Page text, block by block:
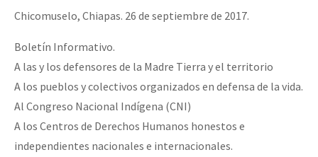
Fotorreportaje
Video
Otras secciones
Semillero Guerra contra la Humanidad. (Las poblaciones y
la naturaleza bajo asedio)
Libros para descargar
Chicomuselo, Chiapas. 26 de septiembre de 2017.
Boletín Informativo.
A las y los defensores de la Madre Tierra y el territorio
A los pueblos y colectivos organizados en defensa de la vida.
Al Congreso Nacional Indígena (CNI)
A los Centros de Derechos Humanos honestos e
independientes nacionales e internacionales.